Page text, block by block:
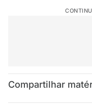
Compartilhar